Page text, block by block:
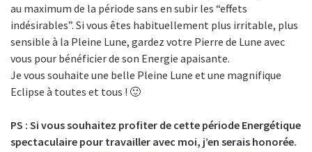
au maximum de la période sans en subir les “effets
indésirables”. Si vous êtes habituellement plus irritable, plus
sensible à la Pleine Lune, gardez votre Pierre de Lune avec
vous pour bénéficier de son Energie apaisante.
Je vous souhaite une belle Pleine Lune et une magnifique
Eclipse à toutes et tous ! 🙂
PS : Si vous souhaitez profiter de cette période Energétique
spectaculaire pour travailler avec moi, j’en serais honorée.